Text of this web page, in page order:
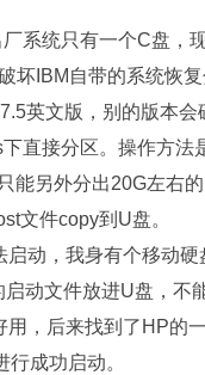
系统只有一个C盘，
坏IBM自带的系统恢
英文版，别的版本
直接分区。操作方
能另外分出20G左右
文件copy到U盘。
动，我身有个移动
动文件放进U盘，
，后来找到了HP的
成功启动。